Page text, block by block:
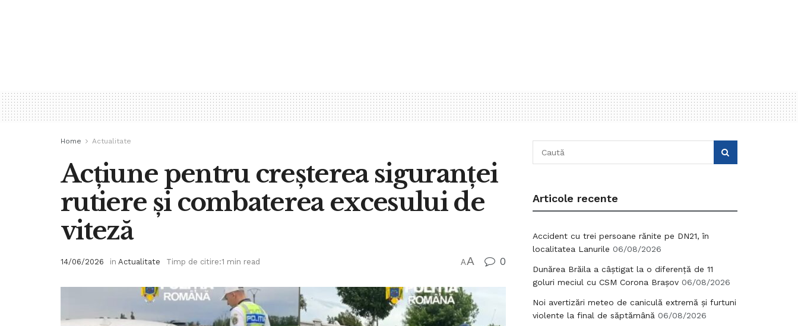
Home Actualitate
Acțiune pentru creșterea siguranței
rutiere și combaterea excesului de
viteză
14/06/2026 in Actualitate Timp de citire:1 min read AA 0
Articole recente
Accident cu trei persoane rănite pe DN21, în
localitatea Lanurile 06/08/2026
Dunărea Brăila a câștigat la o diferență de 11
goluri meciul cu CSM Corona Brașov 06/08/2026
Noi avertizări meteo de caniculă extremă și furtuni
violente la final de săptămână 06/08/2026